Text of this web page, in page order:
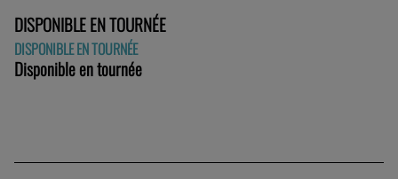
DISPONIBLE EN TOURNÉE
DISPONIBLE EN TOURNÉE
Disponible en tournée